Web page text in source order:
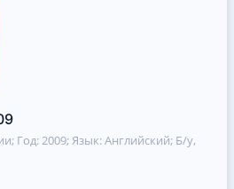
; Год: 2009; Язык: Английский; Б/у,